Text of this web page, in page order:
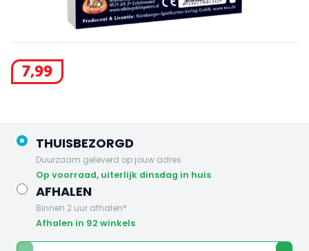
7,99
THUISBEZORGD
Duurzaam geleverd op jouw adres
op voorraad, uiterlijk dinsdag in huis
AFHALEN
Binnen 2 uur afhalen*
Afhalen in 92 winkels